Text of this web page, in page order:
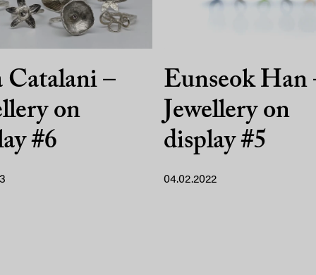
Catalani –
on
#6
Eunseok Han
Jewellery on
display #5
04.02.2022